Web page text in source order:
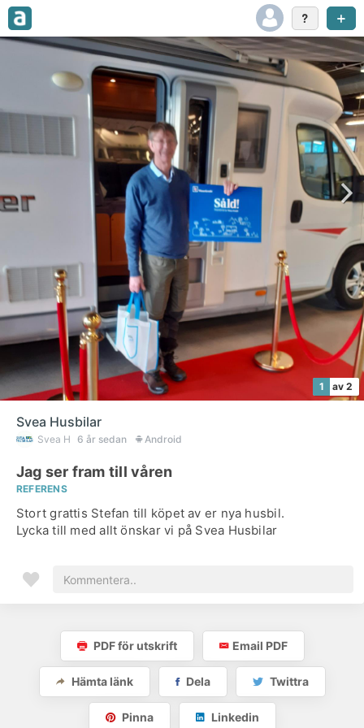
1 av 2
Svea Husbilar
Svea H 6 år sedan Android
Jag ser fram till våren
REFERENS
Stort grattis Stefan till köpet av er nya husbil.
Lycka till med allt önskar vi på Svea Husbilar
PDF för utskrift Email PDF
Hämta länk Dela Twittra
Pinna Linkedin